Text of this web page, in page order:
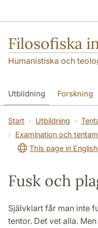
Filosofiska
Humanistiska och
Utbildning Forskning
Personal Kontakt
Start Utbildning
Examination och
This page in English
Fusk och
Självklart får man inte
tentor. Det vet alla.